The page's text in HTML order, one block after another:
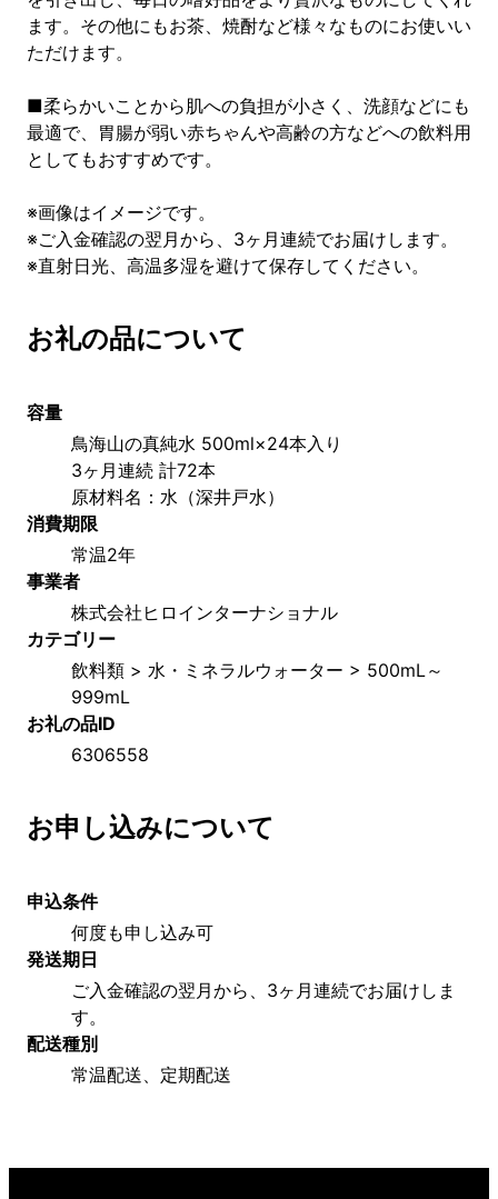
ます。その他にもお茶、焼酎など様々なものにお使いい
ただけます。
■柔らかいことから肌への負担が小さく、洗顔などにも
最適で、胃腸が弱い赤ちゃんや高齢の方などへの飲料用
としてもおすすめです。
※画像はイメージです。
※ご入金確認の翌月から、3ヶ月連続でお届けします。
※直射日光、高温多湿を避けて保存してください。
お礼の品について
容量
鳥海山の真純水 500ml×24本入り
3ヶ月連続 計72本
原材料名：水（深井戸水）
消費期限
常温2年
事業者
株式会社ヒロインターナショナル
カテゴリー
飲料類 > 水・ミネラルウォーター > 500mL～
999mL
お礼の品ID
6306558
お申し込みについて
申込条件
何度も申し込み可
発送期日
ご入金確認の翌月から、3ヶ月連続でお届けしま
す。
配送種別
常温配送、定期配送